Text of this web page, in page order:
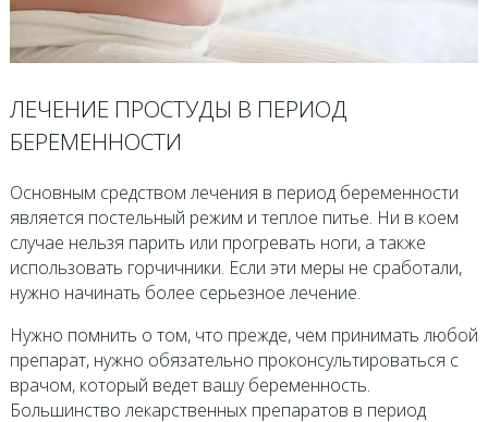
ЛЕЧЕНИЕ ПРОСТУДЫ В ПЕРИОД
БЕРЕМЕННОСТИ
Основным средством лечения в период беременности
является постельный режим и теплое питье. Ни в коем
случае нельзя парить или прогревать ноги, а также
использовать горчичники. Если эти меры не сработали,
нужно начинать более серьезное лечение.
Нужно помнить о том, что прежде, чем принимать любой
препарат, нужно обязательно проконсультироваться с
врачом, который ведет вашу беременность.
Большинство лекарственных препаратов в период